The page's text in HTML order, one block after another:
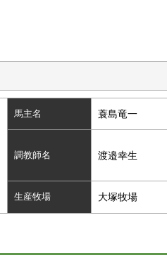
馬主名 蓑島竜一
調教師名 渡邉幸生
生産牧場 大塚牧場